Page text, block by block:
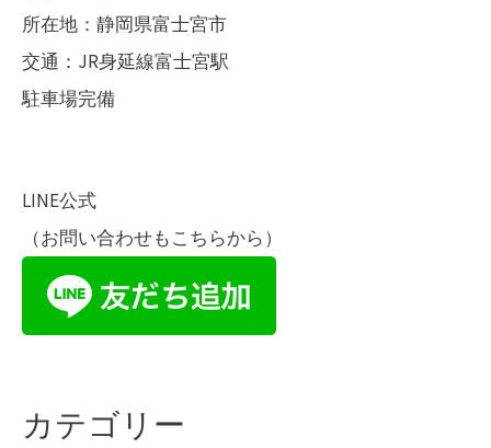
所在地：静岡県富士宮市
交通：JR身延線富士宮駅
駐車場完備
LINE公式
（お問い合わせもこちらから）
カテゴリー